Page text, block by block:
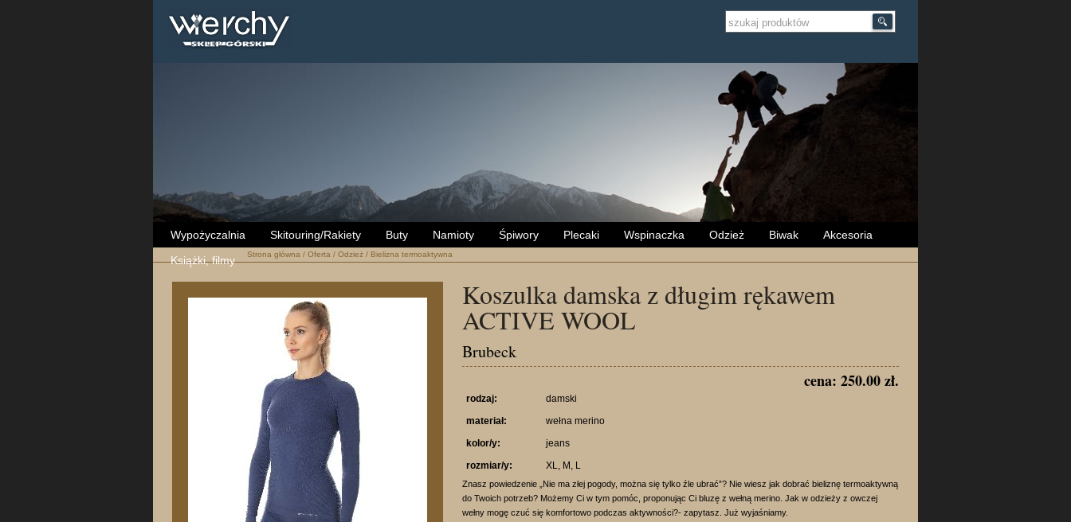
Wypożyczalnia Skitouring/Rakiety Buty Namioty Śpiwory Plecaki Wspinaczka Odzież Biwak
Akcesoria
Książki, filmy
Strona główna / Oferta / Odzież / Bielizna termoaktywna
Koszulka damska z długim rękawem
ACTIVE WOOL
Brubeck
cena: 250.00 zł.
rodzaj:
damski
materiał:
wełna merino
kolor/y:
jeans
rozmiar/y:
XL, M, L
Znasz powiedzenie „Nie ma złej pogody, można się tylko źle ubrać”? Nie wiesz jak dobrać bieliznę termoaktywną
do Twoich potrzeb? Możemy Ci w tym pomóc, proponując Ci bluzę z wełną merino. Jak w odzieży z owczej
wełny mogę czuć się komfortowo podczas aktywności?- zapytasz. Już wyjaśniamy.